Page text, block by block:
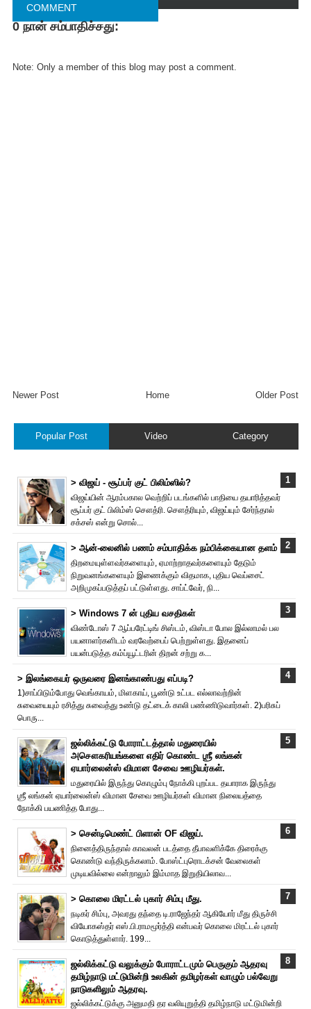
COMMENT
FACEBOOK
0 நான் சம்பாதிச்சது:
Note: Only a member of this blog may post a comment.
Newer Post Older Post
Home
Popular Post Video Category
> விஜய் - சூப்பர் குட் பிலிம்ஸில்?
விஜய்யின் ஆரம்பகால வெற்றிப் படங்களில் பாதியை தயா‌ரித்தவர்
சூப்பர் குட் பிலிம்ஸ் சௌத்‌ரி. சௌத்‌ரியும், விஜய்யும் சேர்ந்தால்
சக்சஸ் என்று சொல்...
> ஆன்-லைனில் பணம் சம்பாதிக்க நம்பிக்கையான தளம்
திறமையுள்ளவர்களையும், ஏமாற்றாதவர்களையும் தேடும்
நிறுவனங்களையும் இணைக்கும் விதமாக, புதிய வெப்சைட்
அறிமுகப்படுத்தப் பட்டுள்ளது. சாப்ட்வேர், நி...
> Windows 7 ன் புதிய வசதிகள்
விண்டோஸ் 7 ஆப்பரேட்டிங் சிஸ்டம், விஸ்டா போல இல்லாமல் பல
பயனாளர்களிடம் வரவேற்பைப் பெற்றுள்ளது. இதனைப்
பயன்படுத்த கம்ப்யூட்டரின் திறன் சற்று க...
> இலங்கையர் ஒருவரை இனங்காண்பது எப்படி?
1)சாப்பிடும்போது வெங்காயம், மிளகாய், பூண்டு உட்பட எல்லாவற்றின்
சுவையையும் ரசித்து சுவைத்து உண்டு தட்டைக் காலி பண்ணிடுவார்கள். 2)பரிசுப்
பொரு...
ஜல்லிக்கட்டு போராட்டத்தால் மதுரையில்
அசௌகரியங்களை எதிர் கொண்ட ஶ்ரீ லங்கன்
ஏயார்லைன்ஸ் விமான சேவை ஊழியர்கள்.
மதுரையில் இருந்து கொழும்பு நோக்கி புறப்பட தயாராக இருந்து
ஶ்ரீ லங்கன் ஏயார்லைன்ஸ் விமான சேவை ஊழியர்கள் விமான நிலையத்தை
நோக்கி பயணித்த போது...
> சென்டிமெண்ட் பிளான் OF விஜய்.
நினைத்திருந்தால் காவலன் படத்தை தீபாவளிக்கே திரைக்கு
கொண்டு வந்திருக்கலாம். போஸ்ட்புரொட‌க்சன் வேலைகள்
முடியவில்லை என்றாலும் இம்மாத இறுதியிலாவ...
> கொலை மிரட்டல் புகார் சிம்பு மீது.
நடிகர் சிம்பு, அவரது தந்தை டி.ராஜேந்தர் ஆகியோர் மீது திருச்சி
வியோகஸ்தர் எஸ்.பி.ராமமூர்த்தி என்பவர் கொலை மிரட்டல் புகார்
கொடுத்துள்ளார். 199...
ஜல்லிக்கட்டு வலுக்கும் போராட்டமும் பெருகும் ஆதரவு
தமிழ்நாடு மட்டுமின்றி உலகின் தமிழர்கள் வாழும் பல்வேறு
நாடுகளிலும் ஆதரவு.
ஜல்லிக்கட்டுக்கு அனுமதி தர வலியுறுத்தி தமிழ்நாடு மட்டுமின்றி